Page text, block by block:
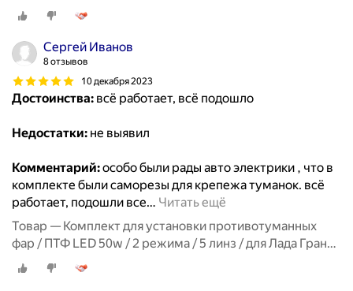
ФЛ, Lada Granta FL
Сергей Иванов
8 отзывов
10 декабря 2023
Достоинства: всё работает, всё подошло
Недостатки: не выявил
Комментарий:особо были рады авто электрики , что в
комплекте были саморезы для крепежа туманок. всё
работает, подошли все… Читать ещё
Товар — Комплект для установки противотуманных
фар / ПТФ LED 50w / 2 режима / 5 линз / для Лада Гранта
ФЛ, Lada Granta FL